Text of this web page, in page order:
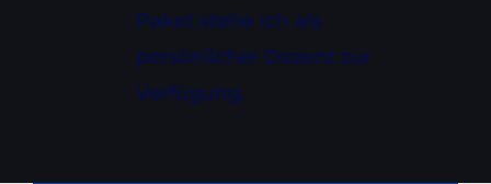
Paket stehe ich als
persönlicher Dozent zur
Verfügung.